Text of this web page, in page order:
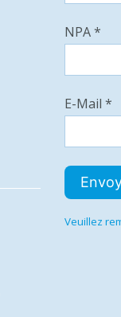
NPA *
E-Mail *
Veuillez